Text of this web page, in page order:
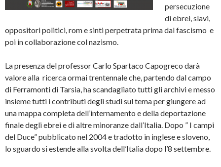
persecuzione
di ebrei, slavi,
oppositori politici, rom e sinti perpetrata prima dal fascismo e
poi in collaborazione col nazismo.
La presenza del professor Carlo Spartaco Capogreco darà
valore alla ricerca ormai trentennale che, partendo dal campo
di Ferramonti di Tarsia, ha scandagliato tutti gli archivi e messo
insieme tutti i contributi degli studi sul tema per giungere ad
una mappa completa dell’internamento e della deportazione
finale degli ebrei e di altre minoranze dall’Italia. Dopo ” I campi
del Duce” pubblicato nel 2004 e tradotto in inglese e sloveno,
lo sguardo si estende alla svolta dell’Italia dopo l’8 settembre.